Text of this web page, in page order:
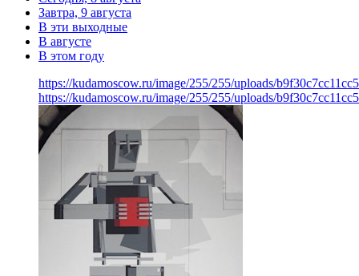
Завтра, 9 августа
В эти выходные
В августе
В этом году
https://kudamoscow.ru/image/255/255/uploads/
https://kudamoscow.ru/image/255/255/uploads/